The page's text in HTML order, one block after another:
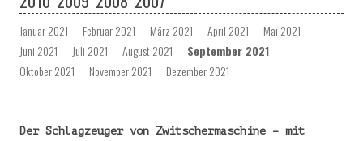
Januar 2021 Februar 2021 März 2021 April 2021
Mai 2021
Juni 2021
Juli 2021 August 2021
September 2021
Oktober 2021
November 2021 Dezember 2021
Der Schlagzeuger von Zwitschermaschine – mit